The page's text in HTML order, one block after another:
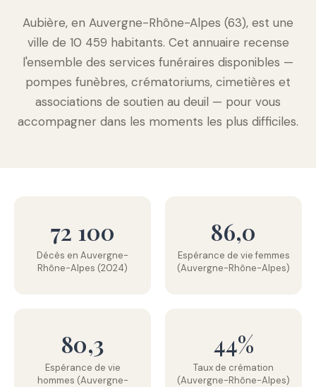
Aubière, en Auvergne-Rhône-Alpes (63), est une
ville de 10 459 habitants. Cet annuaire recense
l'ensemble des services funéraires disponibles —
pompes funèbres, crématoriums, cimetières et
associations de soutien au deuil — pour vous
accompagner dans les moments les plus difficiles.
72 100
Décès en Auvergne-
Rhône-Alpes (2024)
86,0
Espérance de vie femmes
(Auvergne-Rhône-Alpes)
80,3
Espérance de vie
hommes (Auvergne-
44%
Taux de crémation
(Auvergne-Rhône-Alpes)